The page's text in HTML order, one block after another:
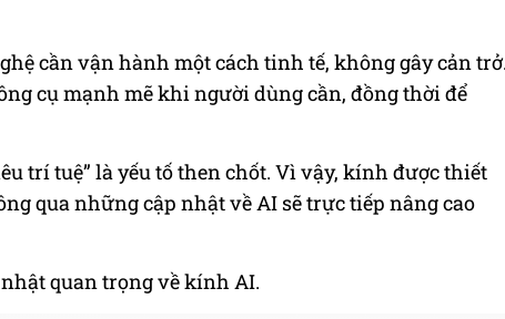
cần vận hành một cách tinh tế, không gây cản trở.
cụ mạnh mẽ khi người dùng cần, đồng thời để
trí tuệ” là yếu tố then chốt. Vì vậy, kính được thiết
qua những cập nhật về AI sẽ trực tiếp nâng cao
nhật quan trọng về kính AI.